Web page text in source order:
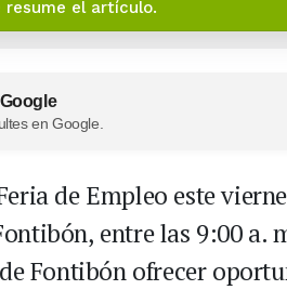
resume el artículo.
en Google.
de Empleo este
entre las 9:00 a.
Fontibón ofrecer